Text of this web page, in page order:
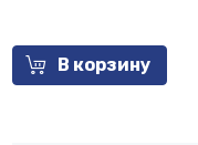
В корзину